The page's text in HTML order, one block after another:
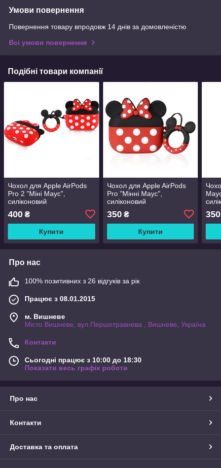
Умови повернення
Повернення товару впродовж 14 днів за домовленістю
Всі умови повернення
Подібні товари компанії
Чохол для Apple AirPods
Pro 2 "Міні Маус",
силіконовий
400 ₴
Купити
Чохол для Apple AirPods
Pro "Мінні Маус",
силіконовий
350₴
Купити
350
Про нас
100% позитивних з 26 відгуків за рік
Працює з 08.01.2015
м. Вишневе
Місто Вишневе, вул.Першотравнева , Вишневе, Україна
Контакти
Сьогодні працює з 10:00 до 18:30
Показати весь графік роботи
Про нас
Контакти
Доставка та оплата